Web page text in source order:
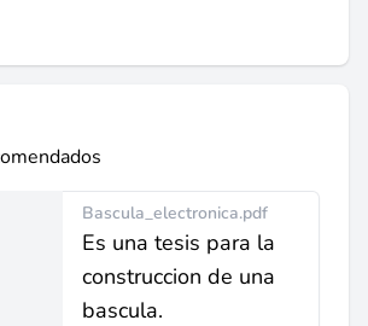
Bascula_electronica.pdf
Es una tesis para la
construccion de una
bascula.